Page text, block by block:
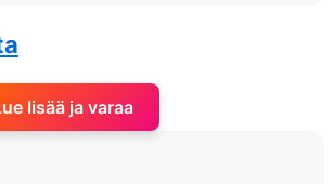
lisää ja varaa